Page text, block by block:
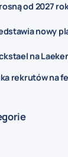
od 2027
nowy
na
rekrutów na